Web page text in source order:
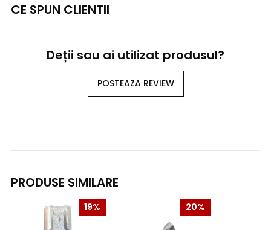
CE SPUN CLIENTII
Deții sau ai utilizat produsul?
POSTEAZA REVIEW
PRODUSE SIMILARE
19% 20%